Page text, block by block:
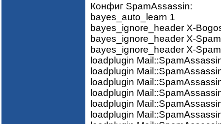
Конфиг SpamAssassin:
bayes_auto_learn 1
bayes_ignore_header X-
bayes_ignore_header X-
bayes_ignore_header X-
loadplugin
loadplugin
loadplugin
loadplugin
loadplugin
loadplugin